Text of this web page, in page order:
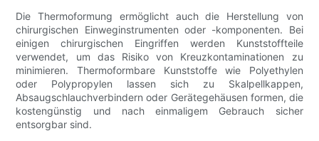
Die Thermoformung ermöglicht auch die Herstellung von
chirurgischen Einweginstrumenten oder -komponenten. Bei
einigen chirurgischen Eingriffen werden Kunststoffteile
verwendet, um das Risiko von Kreuzkontaminationen zu
minimieren. Thermoformbare Kunststoffe wie Polyethylen
oder Polypropylen lassen sich zu Skalpellkappen,
Absaugschlauchverbindern oder Gerätegehäusen formen, die
kostengünstig und nach einmaligem Gebrauch sicher
entsorgbar sind.